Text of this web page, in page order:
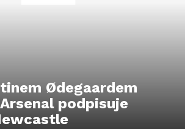
Ødegaardem
podpisuje